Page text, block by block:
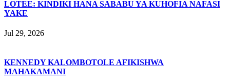
LOTEE: KINDIKI HANA SABABU YA KUHOFIA NAFASI
YAKE
Jul 29, 2026
KENNEDY KALOMBOTOLE AFIKISHWA
MAHAKAMANI